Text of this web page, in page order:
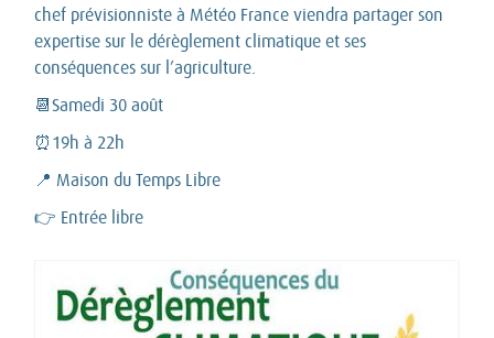
chef prévisionniste à Météo France viendra partager son
expertise sur le dérèglement climatique et ses
conséquences sur l’agriculture.
📆Samedi 30 août
⏰19h à 22h
📍 Maison du Temps Libre
👉 Entrée libre